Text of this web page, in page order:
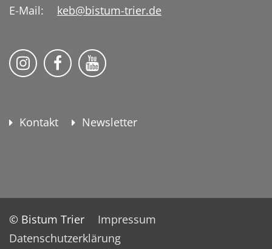
E-Mail:
keb@bistum-trier.de
KEB Bildung Leben auf Instagram
KEB Bildung Leben auf Facebook
KEB Bildung Leben auf
Kontakt Newsletter
© Bistum Trier
Impressum
Datenschutzerklärung